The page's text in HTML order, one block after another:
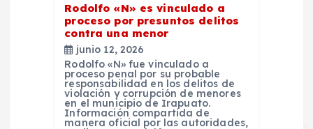
Rodolfo «N» es vinculado a
proceso por presuntos delitos
contra una menor
junio 12, 2026
Rodolfo «N» fue vinculado a
proceso penal por su probable
responsabilidad en los delitos de
violación y corrupción de menores
en el municipio de Irapuato.
Información compartida de
manera oficial por las autoridades,